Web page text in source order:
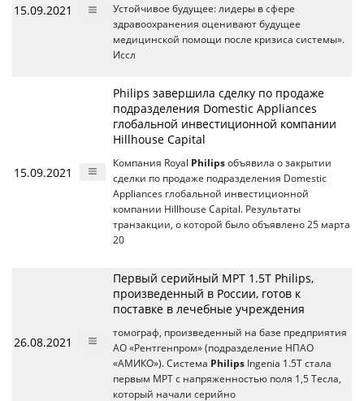
15.09.2021
Устойчивое будущее: лидеры в сфере
здравоохранения оценивают будущее
медицинской помощи после кризиса системы».
Иссл
15.09.2021
Philips завершила сделку по продаже
подразделения Domestic Appliances
глобальной инвестиционной компании
Hillhouse Capital
Компания Royal Philips объявила о закрытии
сделки по продаже подразделения Domestic
Appliances глобальной инвестиционной
компании Hillhouse Capital. Результаты
транзакции, о которой было объявлено 25 марта
20
26.08.2021
Первый серийный МРТ 1.5Т Philips,
произведенный в России, готов к
поставке в лечебные учреждения
томограф, произведенный на базе предприятия
АО «Рентгенпром» (подразделение НПАО
«АМИКО»). Система Philips Ingenia 1.5T стала
первым МРТ с напряженностью поля 1,5 Тесла,
который начали серийно